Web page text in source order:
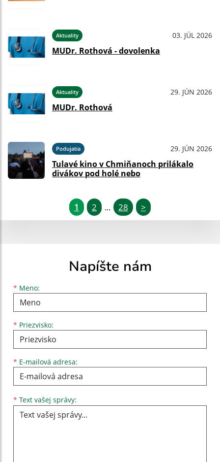
Aktuality 03. JÚL 2026
MUDr. Rothová - dovolenka
Aktuality 29. JÚN 2026
MUDr. Rothová
Podujatia 29. JÚN 2026
Tulavé kino v Chmiňanoch prilákalo
divákov pod holé nebo
1 2 ... 28 >
Napíšte nám
* Meno:
Meno
* Priezvisko:
Priezvisko
* E-mailová adresa:
E-mailová adresa
* Text vašej správy: